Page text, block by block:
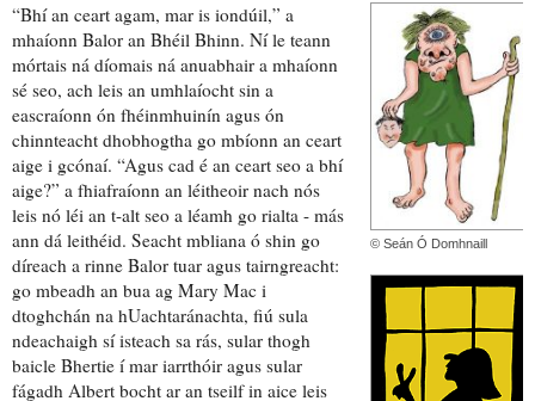
© Seán Ó Domhnaill
“Bhí an ceart agam, mar is iondúil,” a
mhaíonn Balor an Bhéil Bhinn. Níle teann
mórtais ná díomais ná anuabhair a mhaíonn
sé seo, ach leis an umhlaíocht sin a
eascraíonn ón fhéinmhuinín agus ón
chinnteacht dhobhogtha go mbíonn an ceart
aige i gcónaí. “Agus cad é an ceart seo a bhí
aige?” a fhiafraíonn an léitheoir nach nós
leis nó léi an t-alt seo a léamh go rialta - más
ann dá leithéid. Seacht mbliana ó shin go
díreach a rinne Balor tuar agus tairngreacht:
go mbeadh an bua ag Mary Mac i
dtoghchán na hUachtaránachta, fiú sula
ndeachaigh sí isteach sa rás, sular thogh
baicle Bhertie í mar iarrthóir agus sular
fágadh Albert bocht ar an tseilf in aice leis